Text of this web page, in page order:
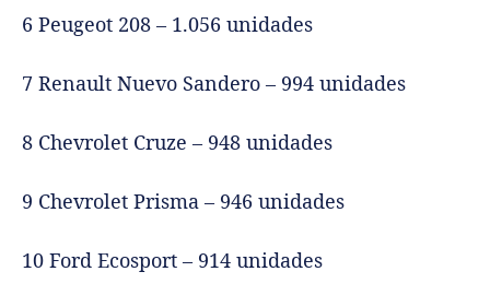
6 Peugeot 208 – 1.056 unidades
7 Renault Nuevo Sandero – 994 unidades
8 Chevrolet Cruze – 948 unidades
9 Chevrolet Prisma – 946 unidades
10 Ford Ecosport – 914 unidades